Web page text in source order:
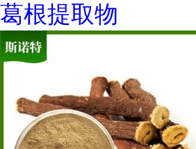
葛根提取物